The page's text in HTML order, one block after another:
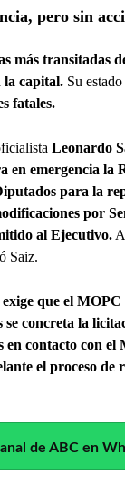
pero sin
más transitadas
la capital. Su
fatales.
Leonardo
en emergencia la
para la
por
al Ejecutivo.
Saiz.
que el MOPC
concreta la
en contacto con
el proceso de
de ABC en